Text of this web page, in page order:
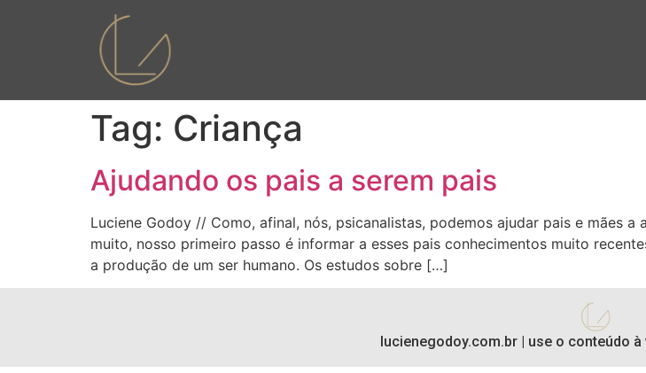
Tag: Criança
Ajudando os pais a serem pais
Luciene Godoy // Como, afinal, nós, psicanalistas, podemos ajudar pais e mães
muito, nosso primeiro passo é informar a esses pais conhecimentos muito
a produção de um ser humano. Os estudos sobre […]
lucienegodoy.com.br | use o conteúdo